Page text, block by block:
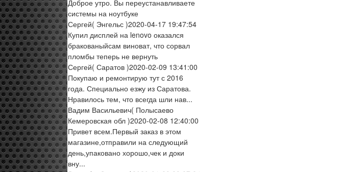
Доброе утро. Вы переустанавливаете
системы на ноутбуке
Сергей( Энгельс )2020-04-17 19:47:54
Купил дисплей на lenovo оказался
бракованыйсам виноват, что сорвал
пломбы теперь не вернуть
Сергей( Саратов )2020-02-09 13:41:00
Покупаю и ремонтирую тут с 2016
года. Специально езжу из Саратова.
Нравилось тем, что всегда шли нав...
Вадим Васильевич( Полысаево
Кемеровская обл )2020-02-08 12:40:00
Привет всем.Первый заказ в этом
магазине,отправили на следующий
день,упаковано хорошо,чек и доки
вну...